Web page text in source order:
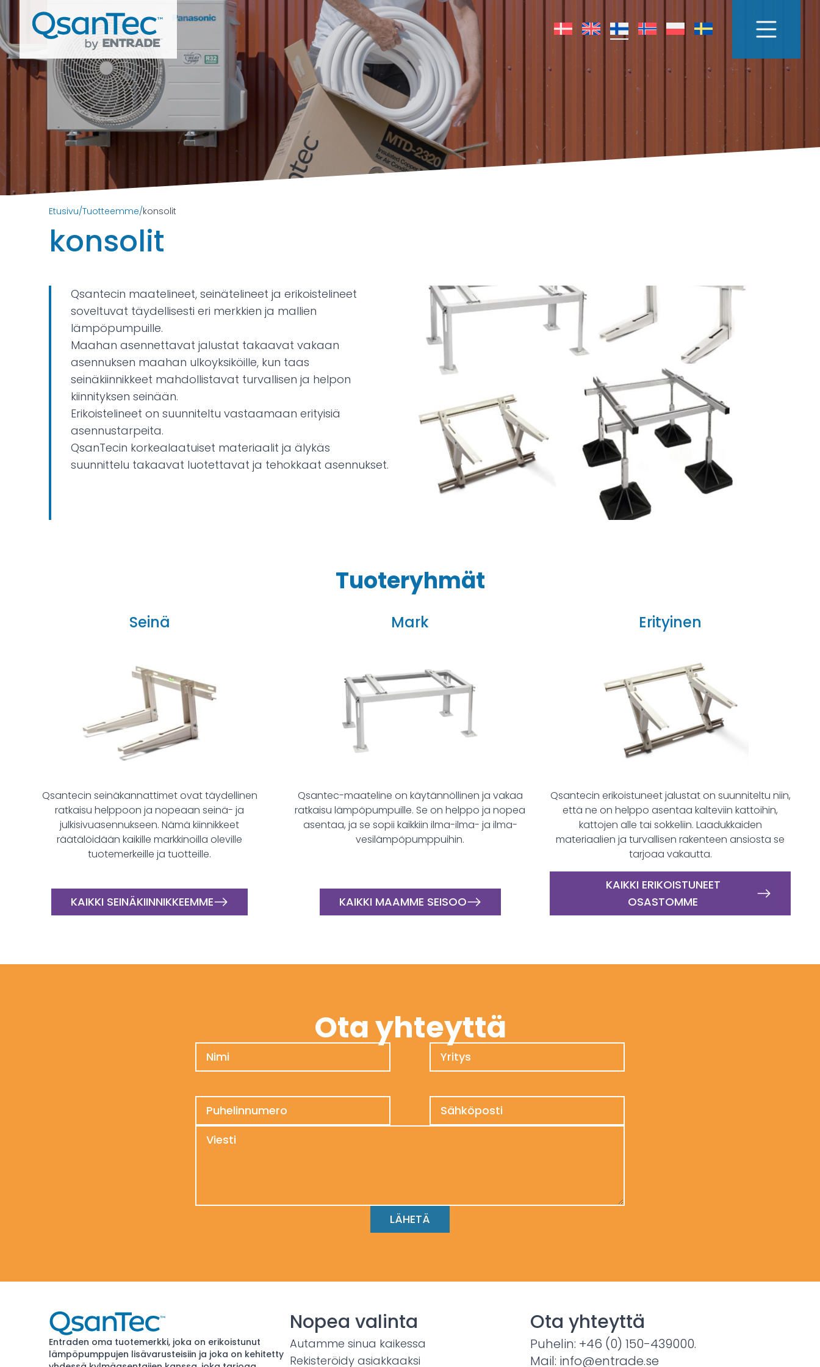
Etusivu/Tuotteemme/konsolit
konsolit
Qsantecin maatelineet, seinätelineet ja erikoistelineet
soveltuvat täydellisesti eri merkkien ja mallien
lämpöpumpuille.
Maahan asennettavat jalustat takaavat vakaan
asennuksen maahan ulkoyksiköille, kun taas
seinäkiinnikkeet mahdollistavat turvallisen ja helpon
kiinnityksen seinään.
Erikoistelineet on suunniteltu vastaamaan erityisiä
asennustarpeita.
QsanTecin korkealaatuiset materiaalit ja älykäs
suunnittelu takaavat luotettavat ja tehokkaat asennukset.
Tuoteryhmät
Seinä
Qsantecin seinäkannattimet ovat täydellinen
ratkaisu helppoon ja nopeaan seinä- ja
julkisivuasennukseen. Nämä kiinnikkeet
räätälöidään kaikille markkinoilla oleville
tuotemerkeille ja tuotteille.
KAIKKI SEINÄKIINNIKKEEMME
Mark
Qsantec-maateline on käytännöllinen ja vakaa
ratkaisu lämpöpumpuille. Se on helppo ja nopea
asentaa, ja se sopii kaikkiin ilma-ilma- ja ilma-
vesilämpöpumppuihin.
KAIKKI MAAMME SEISOO
Erityinen
Qsantecin erikoistuneet jalustat on suunniteltu niin,
että ne on helppo asentaa kalteviin kattoihin,
kattojen alle tai sokkeliin. Laadukkaiden
materiaalien ja turvallisen rakenteen ansiosta se
tarjoaa vakautta.
KAIKKI ERIKOISTUNEET
OSASTOMME
Ota yhteyttä
Entraden oma tuotemerkki, joka on erikoistunut
lämpöpumppujen lisävarusteisiin ja joka on kehitetty
Nopea valinta
Autamme sinua kaikessa
Rekisteröidy asiakkaaksi
Ota yhteyttä
Puhelin: +46 (0) 150-439000.
Mail: info@entrade.se